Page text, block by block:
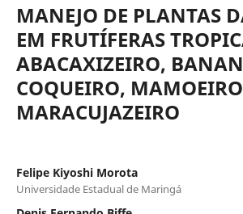
MANEJO DE PLANTAS
EM FRUTÍFERAS
ABACAXIZEIRO,
COQUEIRO,
MARACUJAZEIRO
Felipe Kiyoshi Morota
Universidade Estadual de Maringá